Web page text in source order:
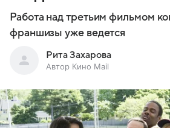
Работа над третьим фильмом
франшизы уже ведется
Рита Захарова
Автор Кино Mail